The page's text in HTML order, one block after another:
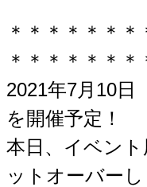
＊＊＊＊＊＊
＊＊＊＊＊＊
2021年7月10日
を開催予定！
本日、イベン
ットオーバー